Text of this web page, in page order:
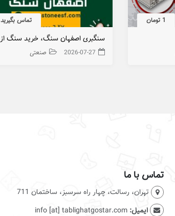
1 تومان تماس بگیرید
2026-07-27 صنعتی
تماس با ما
تهران، رسالت، چهار راه سرسبز، ساختمان 711
ایمیل: info [at] tablighatgostar.com